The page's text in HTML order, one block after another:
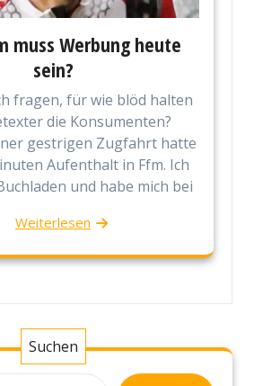
muss Werbung heute
sein?
fragen, für wie blöd halten
die Konsumenten?
gestrigen Zugfahrt hatte
Aufenthalt in Ffm. Ich
und habe mich bei
Weiterlesen
Suchen